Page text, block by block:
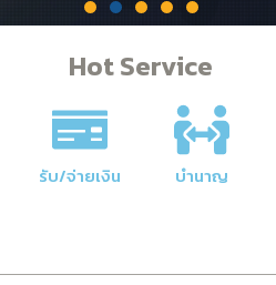
Hot Service
รับ/จ่ายเงิน บำนาญ